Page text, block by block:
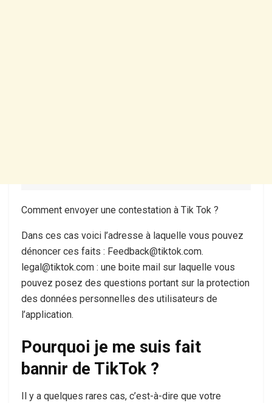
Comment envoyer une contestation à Tik Tok ?
Dans ces cas voici l’adresse à laquelle vous pouvez
dénoncer ces faits : Feedback@tiktok.com.
legal@tiktok.com : une boite mail sur laquelle vous
pouvez posez des questions portant sur la protection
des données personnelles des utilisateurs de
l’application.
Pourquoi je me suis fait
bannir de TikTok ?
Il y a quelques rares cas, c’est-à-dire que votre